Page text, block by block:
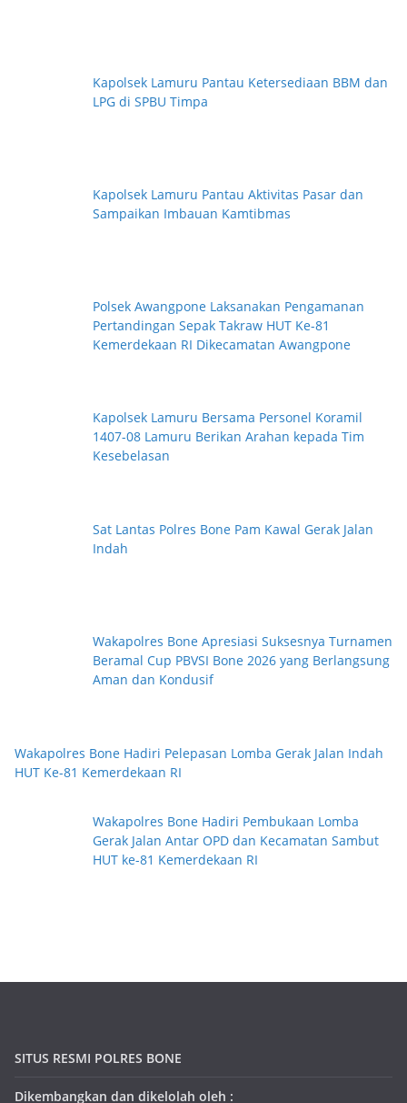
Kapolsek Lamuru Pantau Ketersediaan BBM dan
LPG di SPBU Timpa
Kapolsek Lamuru Pantau Aktivitas Pasar dan
Sampaikan Imbauan Kamtibmas
Polsek Awangpone Laksanakan Pengamanan
Pertandingan Sepak Takraw HUT Ke-81
Kemerdekaan RI Dikecamatan Awangpone
Kapolsek Lamuru Bersama Personel Koramil
1407-08 Lamuru Berikan Arahan kepada Tim
Kesebelasan
Sat Lantas Polres Bone Pam Kawal Gerak Jalan
Indah
Wakapolres Bone Apresiasi Suksesnya Turnamen
Beramal Cup PBVSI Bone 2026 yang Berlangsung
Aman dan Kondusif
Wakapolres Bone Hadiri Pelepasan Lomba Gerak Jalan Indah
HUT Ke-81 Kemerdekaan RI
Wakapolres Bone Hadiri Pembukaan Lomba
Gerak Jalan Antar OPD dan Kecamatan Sambut
HUT ke-81 Kemerdekaan RI
SITUS RESMI POLRES BONE
Dikembangkan dan dikelolah oleh :